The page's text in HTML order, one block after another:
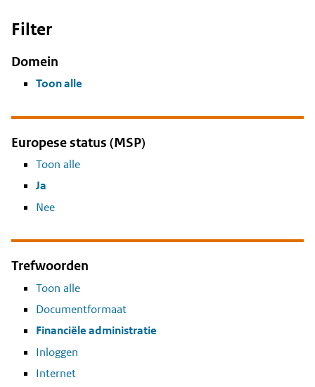
Filter
Domein
Toon alle
Europese status (MSP)
Toon alle
Ja
Nee
Trefwoorden
Toon alle
Documentformaat
Financiële administratie
Inloggen
Internet